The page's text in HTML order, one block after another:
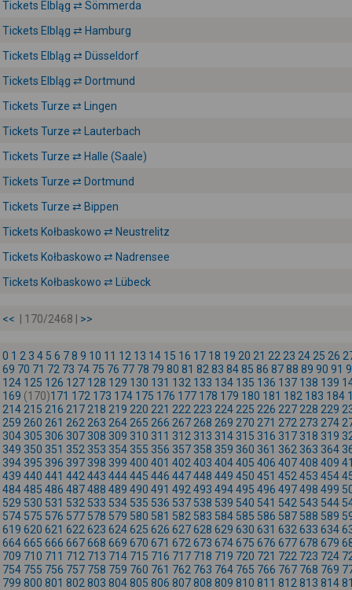
Tickets Elbląg ⇄ Sömmerda
Tickets Elbląg ⇄ Hamburg
Tickets Elbląg ⇄ Düsseldorf
Tickets Elbląg ⇄ Dortmund
Tickets Turze ⇄ Lingen
Tickets Turze ⇄ Lauterbach
Tickets Turze ⇄ Halle (Saale)
Tickets Turze ⇄ Dortmund
Tickets Turze ⇄ Bippen
Tickets Kołbaskowo ⇄ Neustrelitz
Tickets Kołbaskowo ⇄ Nadrensee
Tickets Kołbaskowo ⇄ Lübeck
<< | 170/2468 | >>
0 1 2 3 4 5 6 78 9 10 11 12 13 14 15 16 17 18 19 20 21 22 23 24 25 26
69 70 71 72 73 74 75 76 77 78 79 80 81 82 83 8485 86 8788 89 90 91
124 125 126 127 128 129 130 131 132 133 134 135 136 137 138 139
169 (170)171 172 173 174 175 176 177 178 179 180 181 182 183 184
214 215 216 217 218 219 220 221 222 223 224 225 226 227 228 229
259 260 261 262 263 264 265 266 267 268 269 270 271 272 273 274
304 305 306 307 308 309 310 311 312 313 314 315 316 317 318 319
349 350 351 352 353 354 355 356 357 358 359 360 361 362 363 364
394 395 396 397 398 399 400 401 402 403 404405 406 407408 409
439 440 441 442 443 444445 446 447448 449 450 451 452 453 454
484485 486 487488 489 490 491 492 493 494495 496 497498 499
529 530 531 532 533 534 535 536 537 538 539 540 541 542 543 544
574 575 576 577 578 579 580 581 582 583 584 585 586 587 588 589
619 620 621 622 623 624625 626 627628 629 630 631 632 633 634
664665 666 667668 669 670 671 672 673 674675 676 677678 679
709 710 711 712 713 714 715 716 717 718 719 720 721 722 723 724
754 755 756 757 758 759 760 761 762 763 764 765 766 767 768 769
799 800 801 802 803 804805 806 807808 809 810 811 812 813 814